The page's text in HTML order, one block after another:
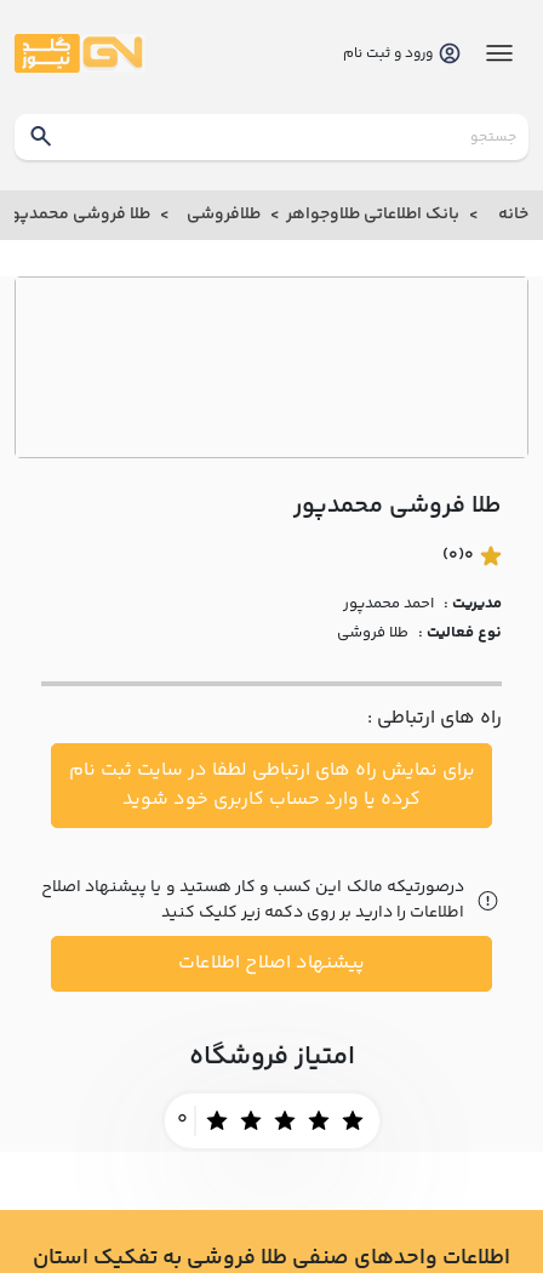
بانک
بانک
اطلاعاتی
درباره
با ما
مقالات
اخبار
پرسش
متداول
خواست
ورود و ثبت نام
خانه بانک اطلاعاتی طلاوجواهر طلافروشی طلا فروشی محمدپور
طلا فروشی محمدپور
0
(0)
مدیریت : احمد محمدپور
نوع فعالیت : طلا فروشی
راه های ارتباطی :
برای نمایش راه های ارتباطی لطفا در سایت ثبت نام
کرده یا وارد حساب کاربری خود شوید
درصورتیکه مالک این کسب و کار هستید و یا پیشنهاد اصلاح
اطلاعات را دارید بر روی دکمه زیر کلیک کنید
پیشنهاد اصلاح اطلاعات
امتیاز فروشگاه
0
اطلاعات واحدهای صنفی طلا فروشی به تفکیک استان